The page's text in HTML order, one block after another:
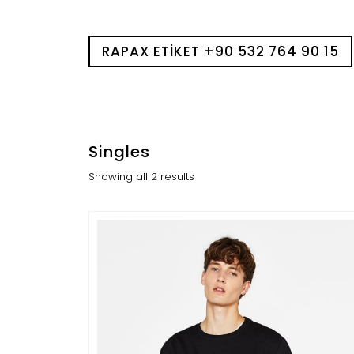
RAPAX ETIKET +90 532 764 90 15
Singles
Showing all 2 results